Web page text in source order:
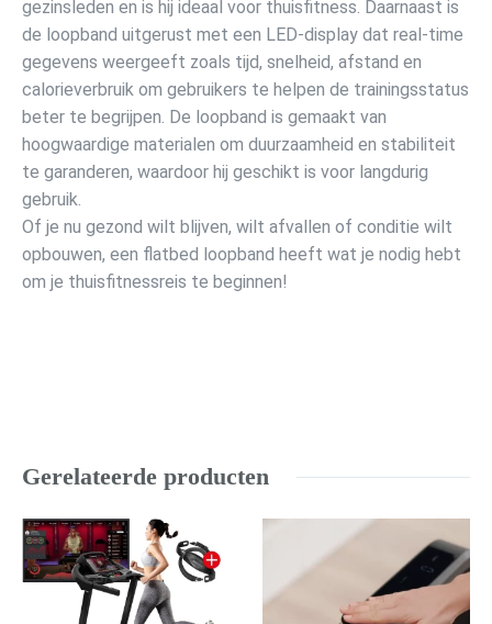
gezinsleden en is hij ideaal voor thuisfitness. Daarnaast is
de loopband uitgerust met een LED-display dat real-time
gegevens weergeeft zoals tijd, snelheid, afstand en
calorieverbruik om gebruikers te helpen de trainingsstatus
beter te begrijpen. De loopband is gemaakt van
hoogwaardige materialen om duurzaamheid en stabiliteit
te garanderen, waardoor hij geschikt is voor langdurig
gebruik.
Of je nu gezond wilt blijven, wilt afvallen of conditie wilt
opbouwen, een flatbed loopband heeft wat je nodig hebt
om je thuisfitnessreis te beginnen!
Gerelateerde producten